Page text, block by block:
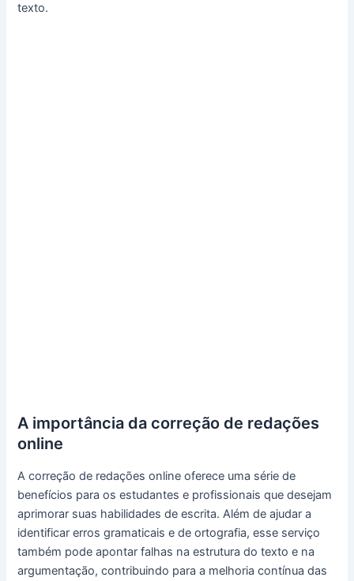
texto.
A importância da correção de redações
online
A correção de redações online oferece uma série de
benefícios para os estudantes e profissionais que desejam
aprimorar suas habilidades de escrita. Além de ajudar a
identificar erros gramaticais e de ortografia, esse serviço
também pode apontar falhas na estrutura do texto e na
argumentação, contribuindo para a melhoria contínua das